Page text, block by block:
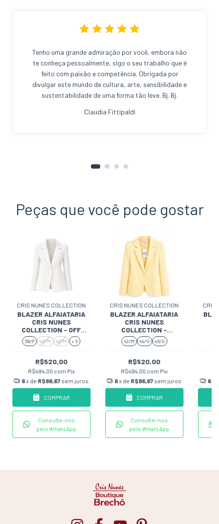
Tenho uma grande admiração por você, embora não
te conheça pessoalmente, sigo o seu trabalho que é
feito com paixão e competência. Obrigada por
divulgar este mundo de cultura, arte, sensibilidade e
sustentabilidade de uma forma tão leve. Bj. Bj.
Claudia Fittipaldi
Peças que você pode gostar
CRIS NUNES COLLECTION
BLAZER ALFAIATARIA
CRIS NUNES
COLLECTION - OFF
WHITE
38/P 40/M 42/M + 3
R$520,00
R$494,00 com Pix
6x de R$86,67sem juros
COMPRAR
Consulte-nos
pelo WhatsApp
CRIS NUNES COLLECTION
BLAZER ALFAIATARIA
CRIS NUNES
COLLECTION -
BAUNILHA
42/M 44/G 46/G
R$520,00
R$494,00 com Pix
6x de R$86,67sem juros
COMPRAR
Consulte-nos
pelo WhatsApp
CRIS
6